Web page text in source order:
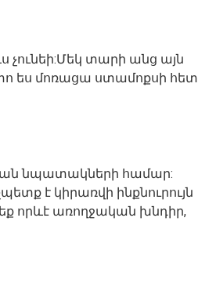
չունեի:Մեկ տարի անց այն
ես մոռացա ստամոքսի հետ
նպատակների համար:
է կիրառվի ինքնուրույն
որևէ առողջական խնդիր,